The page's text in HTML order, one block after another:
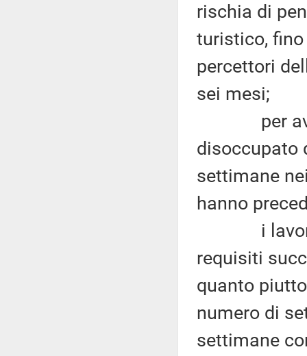
rischia di
turistico,
percettori
sei mesi;
per avere
disoccupato
settimane
hanno
i
requisiti
quanto
numero di
settimane